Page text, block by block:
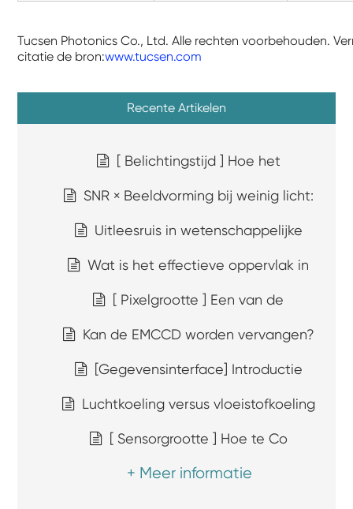
Tucsen Photonics Co., Ltd. Alle rechten voorbehouden.
citatie de bron:www.tucsen.com
Recente Artikelen
[ Belichtingstijd ] Hoe het
SNR × Beeldvorming bij weinig licht:
Uitleesruis in wetenschappelijke
Wat is het effectieve oppervlak in
[ Pixelgrootte ] Een van de
Kan de EMCCD worden vervangen?
[Gegevensinterface] Introductie
Luchtkoeling versus vloeistofkoeling
[ Sensorgrootte ] Hoe te Co
+ Meer informatie